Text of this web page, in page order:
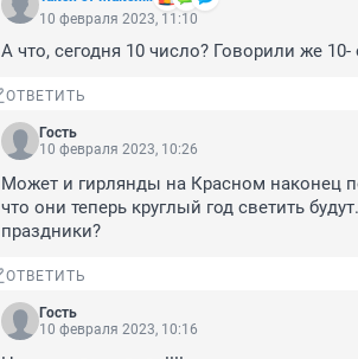
10 февраля 2023, 11:10
А что, сегодня 10 число? Говорили же 10-
ОТВЕТИТЬ
Гость
10 февраля 2023, 10:26
Может и гирлянды на Красном наконец
что они теперь круглый год светить
праздники?
ОТВЕТИТЬ
Гость
10 февраля 2023, 10:16